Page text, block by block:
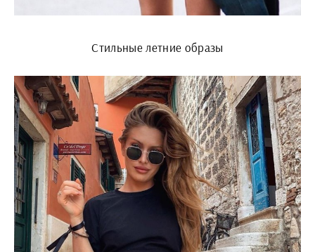
Стильные летние образы